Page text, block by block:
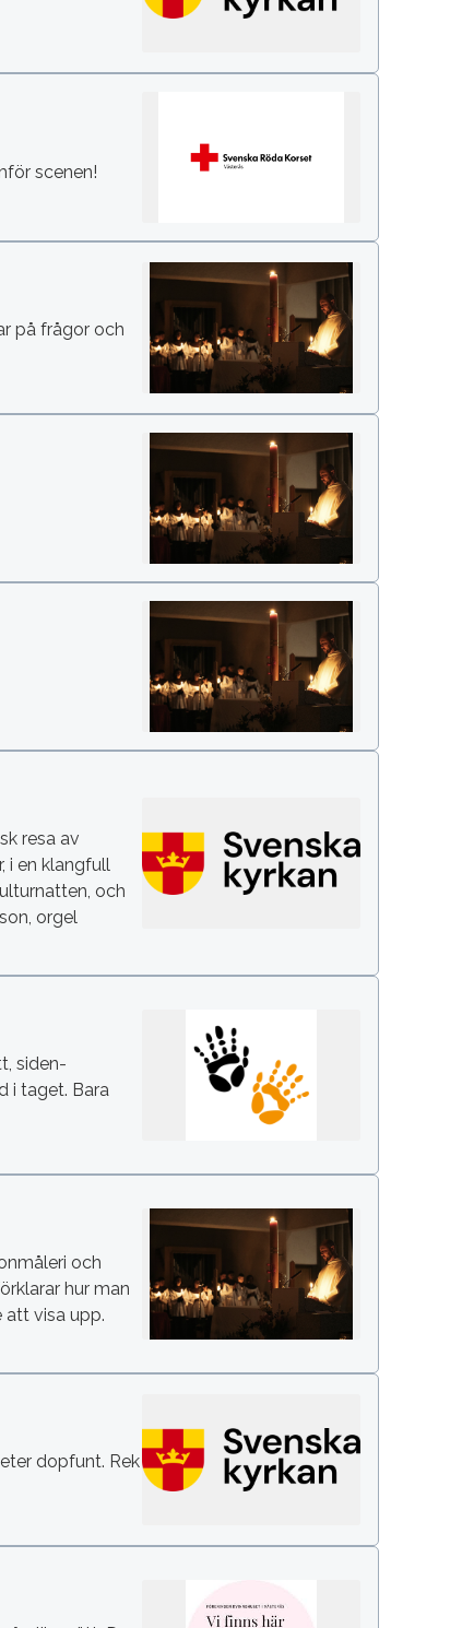
scenen!
på frågor och
resa av
i en klangfull
och
orgel
siden-
i taget. Bara
och
hur man
att visa upp.
dopfunt. Rek